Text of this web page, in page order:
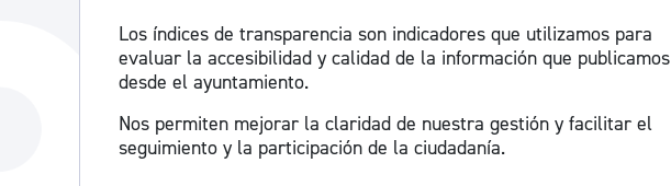
La ciudad Actualidad
Los índices de transparencia son indicadores que utilizamos para
evaluar la accesibilidad y calidad de la información que publicamos
desde el ayuntamiento.
Nos permiten mejorar la claridad de nuestra gestión y facilitar el
seguimiento y la participación de la ciudadanía.